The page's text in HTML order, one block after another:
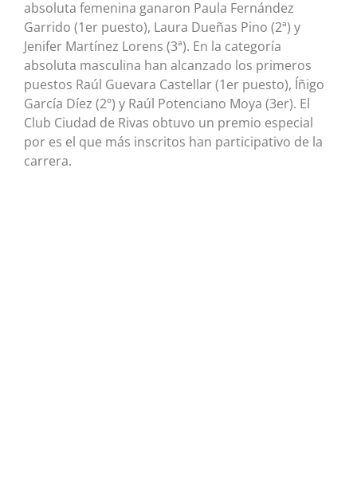
absoluta femenina ganaron Paula Fernández
Garrido (1er puesto), Laura Dueñas Pino (2ª) y
Jenifer Martínez Lorens (3ª). En la categoría
absoluta masculina han alcanzado los primeros
puestos Raúl Guevara Castellar (1er puesto), Íñigo
García Díez (2º) y Raúl Potenciano Moya (3er). El
Club Ciudad de Rivas obtuvo un premio especial
por es el que más inscritos han participativo de la
carrera.